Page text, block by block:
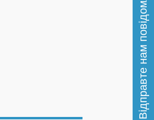
Відправте нам повідомлення